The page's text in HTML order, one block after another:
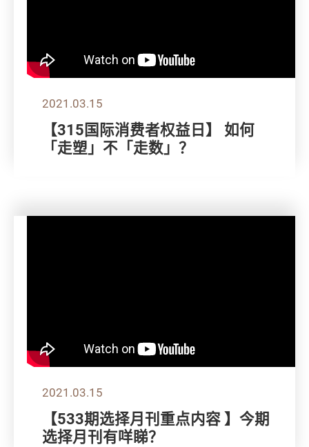
2021.03.15
【315国际消费者权益日】 如何
「走塑」不「走数」？
2021.03.15
【533期选择月刊重点内容 】今期
选择月刊有咩睇？